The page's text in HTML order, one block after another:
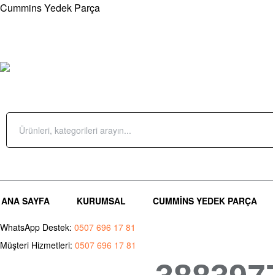
Cummins Yedek Parça
Search
for:
ANA SAYFA KURUMSAL CUMMINS YEDEK PARÇA
WhatsApp Destek: 0507 696 17 81
Müşteri Hizmetleri: 0507 696 17 81